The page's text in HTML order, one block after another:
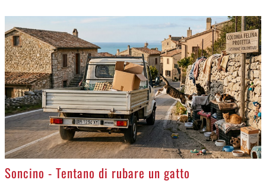
>
Soncino - Tentano di rubare un gatto